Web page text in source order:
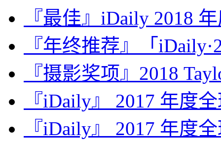
『最佳』iDaily 2018
『年终推荐』「
『摄影奖项』2018
『iDaily』 2017 年度
『iDaily』 2017 年度